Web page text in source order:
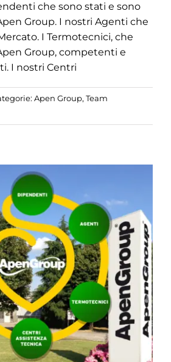
che sono stati e sono
Group. I nostri Agenti che
I Termotecnici, che
Group, competenti e
I nostri Centri
Apen Group, Team